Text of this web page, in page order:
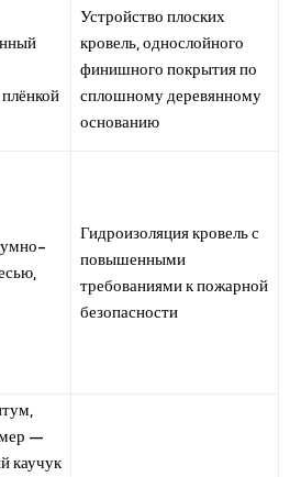
Устройство плоских
кровель, однослойного
финишного покрытия по
сплошному деревянному
основанию
Гидроизоляция кровель с
повышенными
требованиями к пожарной
безопасности
—
каучук